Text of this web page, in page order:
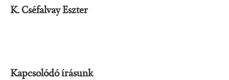
K. Cséfalvay Eszter
Kapcsolódó írásunk